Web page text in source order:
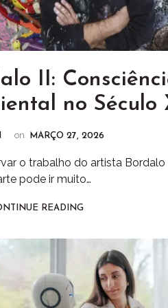
II:
no Século
on MARÇO 27, 2026
o trabalho do artista Bordalo
pode ir muito…
READING